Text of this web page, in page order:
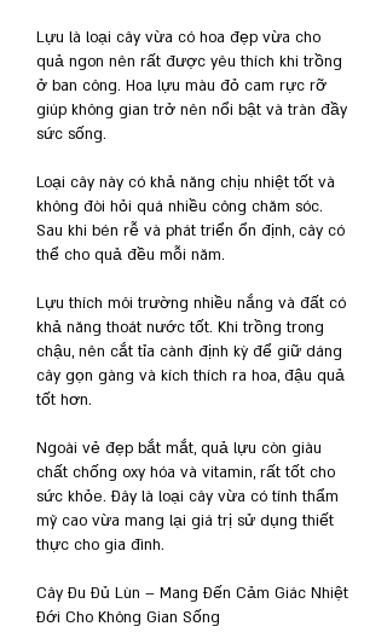
Lựu là loại cây vừa có hoa đẹp vừa cho
quả ngon nên rất được yêu thích khi trồng
ở ban công. Hoa lựu màu đỏ cam rực rỡ
giúp không gian trở nên nổi bật và tràn đầy
sức sống.
Loại cây này có khả năng chịu nhiệt tốt và
không đòi hỏi quá nhiều công chăm sóc.
Sau khi bén rễ và phát triển ổn định, cây có
thể cho quả đều mỗi năm.
Lựu thích môi trường nhiều nắng và đất có
khả năng thoát nước tốt. Khi trồng trong
chậu, nên cắt tỉa cành định kỳ để giữ dáng
cây gọn gàng và kích thích ra hoa, đậu quả
tốt hơn.
Ngoài vẻ đẹp bắt mắt, quả lựu còn giàu
chất chống oxy hóa và vitamin, rất tốt cho
sức khỏe. Đây là loại cây vừa có tính thẩm
mỹ cao vừa mang lại giá trị sử dụng thiết
thực cho gia đình.
Cây Đu Đủ Lùn – Mang Đến Cảm Giác Nhiệt
Đới Cho Không Gian Sống